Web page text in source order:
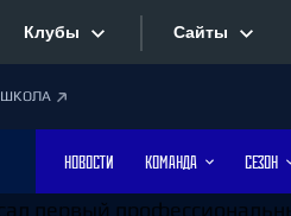
Клубы
Дивизион Боброва
Лада
Сайты
ШКОЛА
НОВОСТИ КОМАНДА СЕЗОН